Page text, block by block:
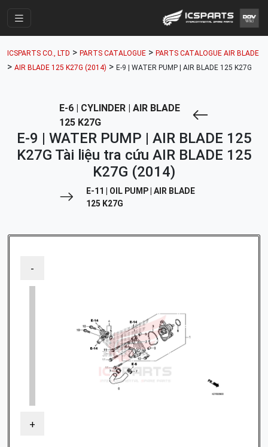
Cửa Hàng
Mã Phụ Tùng
Nhóm Phụ Tùng
Tài khoản
ICSPARTS CO., LTD > PARTS CATALOGUE > PARTS CATALOGUE AIR BLADE
> AIR BLADE 125 K27G (2014) > E-9 | WATER PUMP | AIR BLADE 125 K27G
E-6 | CYLINDER | AIR BLADE
125 K27G
E-9 | WATER PUMP | AIR BLADE 125
K27G Tài liệu tra cứu AIR BLADE 125
K27G (2014)
E-11 | OIL PUMP | AIR BLADE
125 K27G
-
+